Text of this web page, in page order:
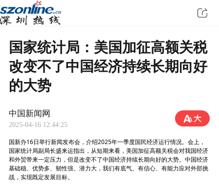
国家统计局：美国加征高额关税
改变不了中国经济持续长期向好
的大势
中国新闻网
2025-04-16 12:44:25
国新办16日举行新闻发布会，介绍2025年一季度国民经济运行情况。会上，
国家统计局副局长盛来运指出，从短期来看，美国加征高额关税会对我国经济
和外贸带来一定压力，但是改变不了中国经济持续长期向好的大势。中国经济
基础稳、优势多、韧性强、潜力大，我们有底气、有信心、有能力应对外部挑
战，实现既定发展目标。